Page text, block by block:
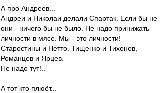
А про Андреев...
Андреи и Николаи делали Спартак. Если бы не
они - ничего бы не было. Не надо принижать
личности в мясе. Мы - это личности!
Старостины и Нетто. Тищенко и Тихонов,
Романцев и Ярцев.
Не надо тут!..
А тот кто плюёт...